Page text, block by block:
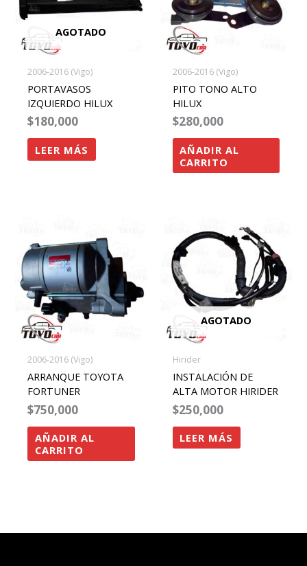
AGOTADO
2006-2016 (Vigo)
PORTAVASOS
IZQUIERDO HILUX
$180,000
LEER MÁS
2006-2016 (Vigo)
PITO TONO ALTO
HILUX
$280,000
AÑADIR AL
CARRITO
2006-2016 (Vigo)
ARRANQUE TOYOTA
FORTUNER
$750,000
AÑADIR AL
CARRITO
AGOTADO
Hirider
INSTALACIÓN DE
ALTA MOTOR HIRIDER
$250,000
LEER MÁS